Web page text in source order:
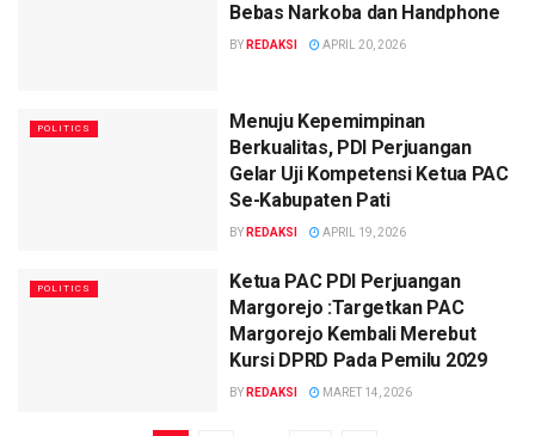
Bebas Narkoba dan Handphone
BY REDAKSI APRIL 20, 2026
POLITICS
Menuju Kepemimpinan
Berkualitas, PDI Perjuangan
Gelar Uji Kompetensi Ketua PAC
Se-Kabupaten Pati
BY REDAKSI APRIL 19, 2026
POLITICS
Ketua PAC PDI Perjuangan
Margorejo :Targetkan PAC
Margorejo Kembali Merebut
Kursi DPRD Pada Pemilu 2029
BY REDAKSI MARET 14, 2026